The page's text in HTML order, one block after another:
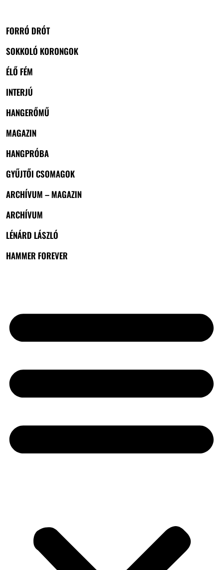
FORRÓ DRÓT
SOKKOLÓ KORONGOK
ÉLŐ FÉM
INTERJÚ
HANGERŐMŰ
MAGAZIN
HANGPRÓBA
GYŰJTŐI CSOMAGOK
ARCHÍVUM – MAGAZIN
ARCHÍVUM
LÉNÁRD LÁSZLÓ
HAMMER FOREVER